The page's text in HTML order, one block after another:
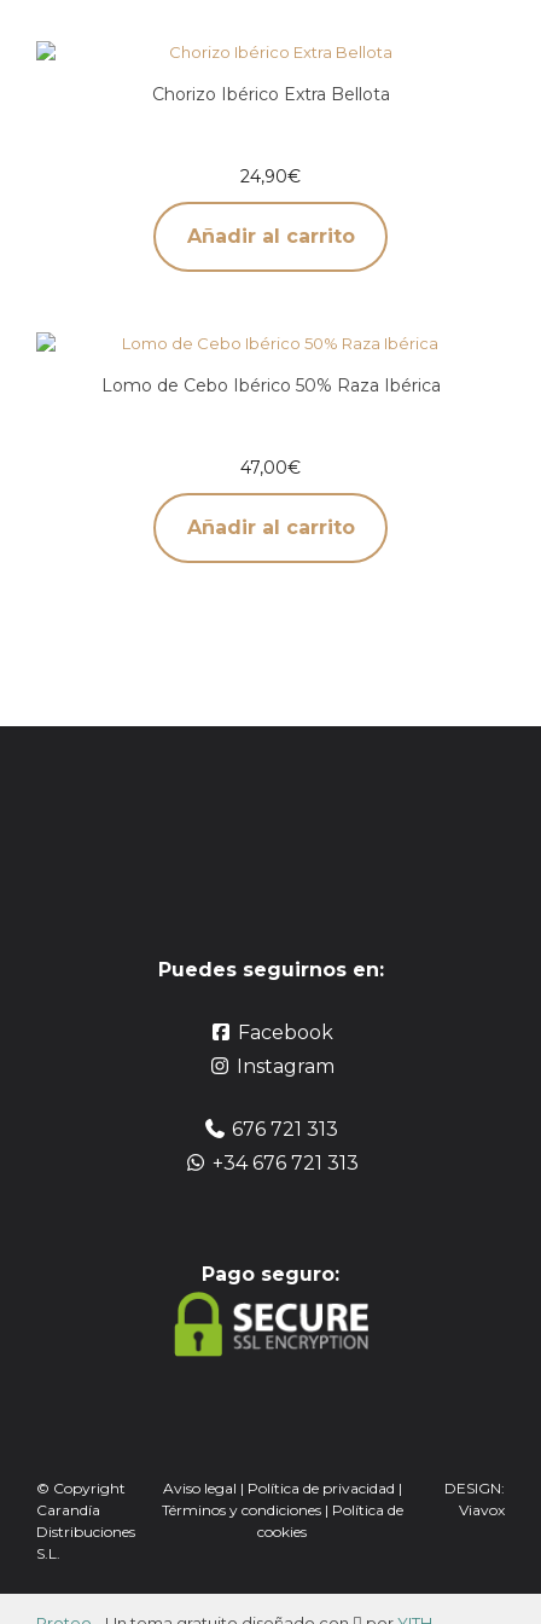
Chorizo Ibérico Extra Bellota
24,90€
Añadir al carrito
Lomo de Cebo Ibérico 50% Raza Ibérica
47,00€
Añadir al carrito
Puedes seguirnos en:
Facebook
Instagram
676 721 313
+34 676 721 313
Pago seguro:
© Copyright
Carandía
Distribuciones
S.L.
Aviso legal | Política de privacidad |
Términos y condiciones | Política de
cookies
DESIGN:
Viavox